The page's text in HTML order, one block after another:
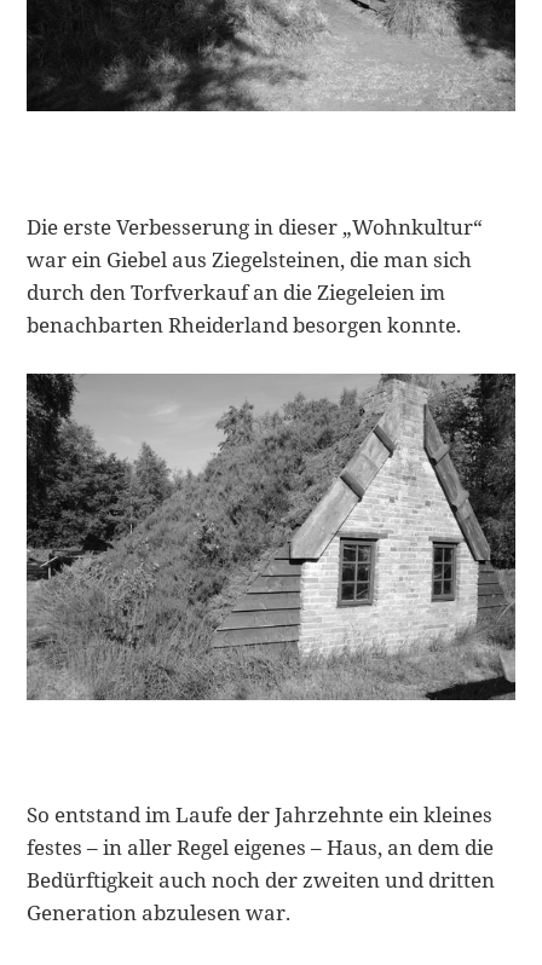
Die erste Verbesserung in dieser „Wohnkultur“
war ein Giebel aus Ziegelsteinen, die man sich
durch den Torfverkauf an die Ziegeleien im
benachbarten Rheiderland besorgen konnte.
So entstand im Laufe der Jahrzehnte ein kleines
festes – in aller Regel eigenes – Haus, an dem die
Bedürftigkeit auch noch der zweiten und dritten
Generation abzulesen war.